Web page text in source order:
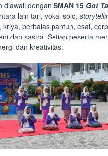
diawali dengan SMAN 15 Got
lain tari, vokal solo,
kriya, berbalas pantun, esai,
dan sastra. Setiap peserta
dan kreativitas.